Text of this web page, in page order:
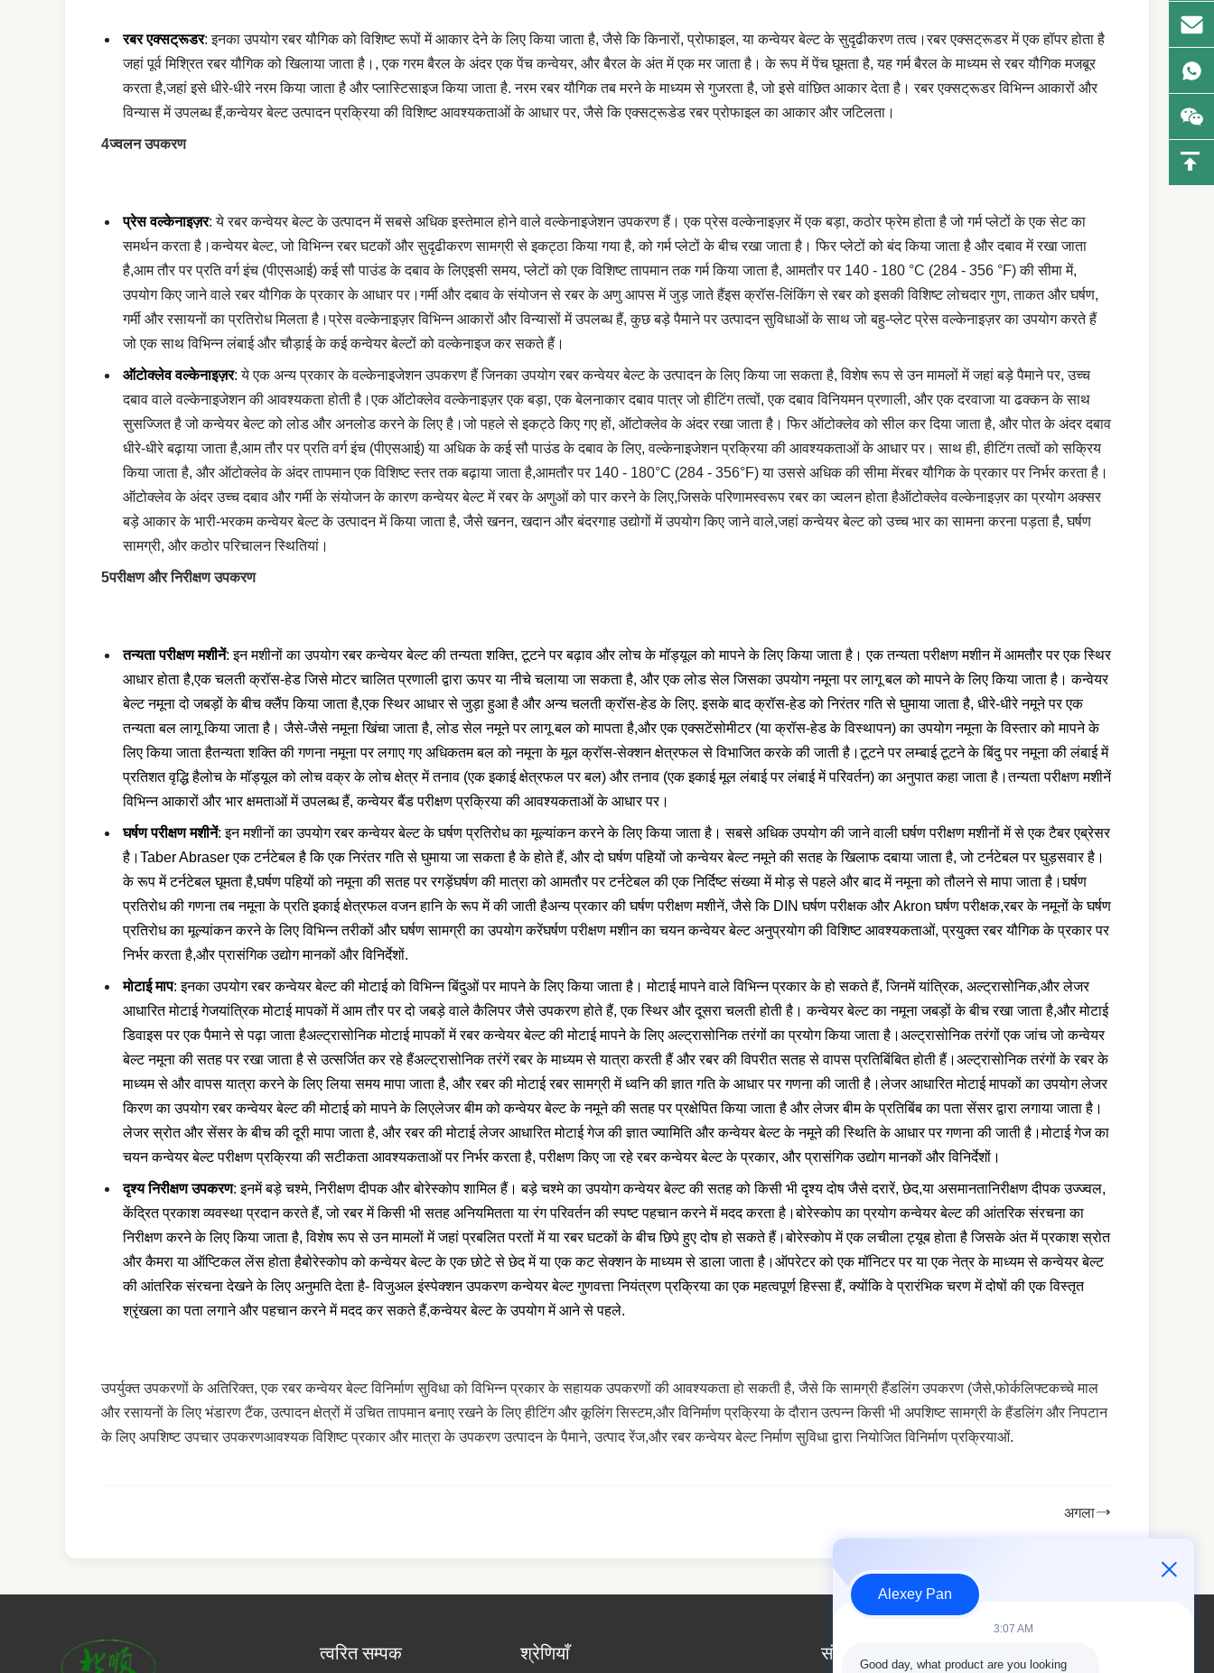
रबर एक्सट्रूडर: इनका उपयोग रबर यौगिक को विशिष्ट रूपों में आकार देने के लिए किया जाता है, जैसे कि किनारों, प्रोफाइल, या कन्वेयर बेल्ट के सुदृढीकरण तत्व।रबर एक्सट्रूडर में एक हॉपर होता है
जहां पूर्व मिश्रित रबर यौगिक को खिलाया जाता है।, एक गरम बैरल के अंदर एक पेंच कन्वेयर, और बैरल के अंत में एक मर जाता है। के रूप में पेंच घूमता है, यह गर्म बैरल के माध्यम से रबर यौगिक मजबूर
करता है,जहां इसे धीरे-धीरे नरम किया जाता है और प्लास्टिसाइज किया जाता है. नरम रबर यौगिक तब मरने के माध्यम से गुजरता है, जो इसे वांछित आकार देता है। रबर एक्सट्रूडर विभिन्न आकारों और
विन्यास में उपलब्ध हैं,कन्वेयर बेल्ट उत्पादन प्रक्रिया की विशिष्ट आवश्यकताओं के आधार पर, जैसे कि एक्सट्रूडेड रबर प्रोफाइल का आकार और जटिलता।
4ज्वलन उपकरण
प्रेस वल्केनाइज़र: ये रबर कन्वेयर बेल्ट के उत्पादन में सबसे अधिक इस्तेमाल होने वाले वल्केनाइजेशन उपकरण हैं। एक प्रेस वल्केनाइज़र में एक बड़ा, कठोर फ्रेम होता है जो गर्म प्लेटों के एक सेट का
समर्थन करता है।कन्वेयर बेल्ट, जो विभिन्न रबर घटकों और सुदृढीकरण सामग्री से इकट्ठा किया गया है, को गर्म प्लेटों के बीच रखा जाता है। फिर प्लेटों को बंद किया जाता है और दबाव में रखा जाता
है,आम तौर पर प्रति वर्ग इंच (पीएसआई) कई सौ पाउंड के दबाव के लिएइसी समय, प्लेटों को एक विशिष्ट तापमान तक गर्म किया जाता है, आमतौर पर 140 - 180 °C (284 - 356 °F) की सीमा में,
उपयोग किए जाने वाले रबर यौगिक के प्रकार के आधार पर।गर्मी और दबाव के संयोजन से रबर के अणु आपस में जुड़ जाते हैंइस क्रॉस-लिंकिंग से रबर को इसकी विशिष्ट लोचदार गुण, ताकत और घर्षण,
गर्मी और रसायनों का प्रतिरोध मिलता है।प्रेस वल्केनाइज़र विभिन्न आकारों और विन्यासों में उपलब्ध हैं, कुछ बड़े पैमाने पर उत्पादन सुविधाओं के साथ जो बहु-प्लेट प्रेस वल्केनाइज़र का उपयोग करते हैं
जो एक साथ विभिन्न लंबाई और चौड़ाई के कई कन्वेयर बेल्टों को वल्केनाइज कर सकते हैं।
ऑटोक्लेव वल्केनाइज़र: ये एक अन्य प्रकार के वल्केनाइजेशन उपकरण हैं जिनका उपयोग रबर कन्वेयर बेल्ट के उत्पादन के लिए किया जा सकता है, विशेष रूप से उन मामलों में जहां बड़े पैमाने पर, उच्च
दबाव वाले वल्केनाइजेशन की आवश्यकता होती है।एक ऑटोक्लेव वल्केनाइज़र एक बड़ा, एक बेलनाकार दबाव पात्र जो हीटिंग तत्वों, एक दबाव विनियमन प्रणाली, और एक दरवाजा या ढक्कन के साथ
सुसज्जित है जो कन्वेयर बेल्ट को लोड और अनलोड करने के लिए है।जो पहले से इकट्ठे किए गए हों, ऑटोक्लेव के अंदर रखा जाता है। फिर ऑटोक्लेव को सील कर दिया जाता है, और पोत के अंदर दबाव
धीरे-धीरे बढ़ाया जाता है,आम तौर पर प्रति वर्ग इंच (पीएसआई) या अधिक के कई सौ पाउंड के दबाव के लिए, वल्केनाइजेशन प्रक्रिया की आवश्यकताओं के आधार पर। साथ ही, हीटिंग तत्वों को सक्रिय
किया जाता है, और ऑटोक्लेव के अंदर तापमान एक विशिष्ट स्तर तक बढ़ाया जाता है,आमतौर पर 140 - 180°C (284 - 356°F) या उससे अधिक की सीमा मेंरबर यौगिक के प्रकार पर निर्भर करता है।
ऑटोक्लेव के अंदर उच्च दबाव और गर्मी के संयोजन के कारण कन्वेयर बेल्ट में रबर के अणुओं को पार करने के लिए,जिसके परिणामस्वरूप रबर का ज्वलन होता हैऑटोक्लेव वल्केनाइज़र का प्रयोग अक्सर
बड़े आकार के भारी-भरकम कन्वेयर बेल्ट के उत्पादन में किया जाता है, जैसे खनन, खदान और बंदरगाह उद्योगों में उपयोग किए जाने वाले,जहां कन्वेयर बेल्ट को उच्च भार का सामना करना पड़ता है, घर्षण
सामग्री, और कठोर परिचालन स्थितियां।
5परीक्षण और निरीक्षण उपकरण
तन्यता परीक्षण मशीनें: इन मशीनों का उपयोग रबर कन्वेयर बेल्ट की तन्यता शक्ति, टूटने पर बढ़ाव और लोच के मॉड्यूल को मापने के लिए किया जाता है। एक तन्यता परीक्षण मशीन में आमतौर पर एक स्थिर
आधार होता है,एक चलती क्रॉस-हेड जिसे मोटर चालित प्रणाली द्वारा ऊपर या नीचे चलाया जा सकता है, और एक लोड सेल जिसका उपयोग नमूना पर लागू बल को मापने के लिए किया जाता है। कन्वेयर
बेल्ट नमूना दो जबड़ों के बीच क्लैंप किया जाता है,एक स्थिर आधार से जुड़ा हुआ है और अन्य चलती क्रॉस-हेड के लिए. इसके बाद क्रॉस-हेड को निरंतर गति से घुमाया जाता है, धीरे-धीरे नमूने पर एक
तन्यता बल लागू किया जाता है। जैसे-जैसे नमूना खिंचा जाता है, लोड सेल नमूने पर लागू बल को मापता है,और एक एक्सटेंसोमीटर (या क्रॉस-हेड के विस्थापन) का उपयोग नमूना के विस्तार को मापने के
लिए किया जाता हैतन्यता शक्ति की गणना नमूना पर लगाए गए अधिकतम बल को नमूना के मूल क्रॉस-सेक्शन क्षेत्रफल से विभाजित करके की जाती है।टूटने पर लम्बाई टूटने के बिंदु पर नमूना की लंबाई में
प्रतिशत वृद्धि हैलोच के मॉड्यूल को लोच वक्र के लोच क्षेत्र में तनाव (एक इकाई क्षेत्रफल पर बल) और तनाव (एक इकाई मूल लंबाई पर लंबाई में परिवर्तन) का अनुपात कहा जाता है।तन्यता परीक्षण मशीनें
विभिन्न आकारों और भार क्षमताओं में उपलब्ध हैं, कन्वेयर बैंड परीक्षण प्रक्रिया की आवश्यकताओं के आधार पर।
घर्षण परीक्षण मशीनें: इन मशीनों का उपयोग रबर कन्वेयर बेल्ट के घर्षण प्रतिरोध का मूल्यांकन करने के लिए किया जाता है। सबसे अधिक उपयोग की जाने वाली घर्षण परीक्षण मशीनों में से एक टैबर एब्रेसर
है।Taber Abraser एक टर्नटेबल है कि एक निरंतर गति से घुमाया जा सकता है के होते हैं, और दो घर्षण पहियों जो कन्वेयर बेल्ट नमूने की सतह के खिलाफ दबाया जाता है, जो टर्नटेबल पर घुड़सवार है।
के रूप में टर्नटेबल घूमता है,घर्षण पहियों को नमूना की सतह पर रगड़ेंघर्षण की मात्रा को आमतौर पर टर्नटेबल की एक निर्दिष्ट संख्या में मोड़ से पहले और बाद में नमूना को तौलने से मापा जाता है।घर्षण
प्रतिरोध की गणना तब नमूना के प्रति इकाई क्षेत्रफल वजन हानि के रूप में की जाती हैअन्य प्रकार की घर्षण परीक्षण मशीनें, जैसे कि DIN घर्षण परीक्षक और Akron घर्षण परीक्षक,रबर के नमूनों के घर्षण
प्रतिरोध का मूल्यांकन करने के लिए विभिन्न तरीकों और घर्षण सामग्री का उपयोग करेंघर्षण परीक्षण मशीन का चयन कन्वेयर बेल्ट अनुप्रयोग की विशिष्ट आवश्यकताओं, प्रयुक्त रबर यौगिक के प्रकार पर
निर्भर करता है,और प्रासंगिक उद्योग मानकों और विनिर्देशों.
मोटाई माप: इनका उपयोग रबर कन्वेयर बेल्ट की मोटाई को विभिन्न बिंदुओं पर मापने के लिए किया जाता है। मोटाई मापने वाले विभिन्न प्रकार के हो सकते हैं, जिनमें यांत्रिक, अल्ट्रासोनिक,और लेजर
आधारित मोटाई गेजयांत्रिक मोटाई मापकों में आम तौर पर दो जबड़े वाले कैलिपर जैसे उपकरण होते हैं, एक स्थिर और दूसरा चलती होती है। कन्वेयर बेल्ट का नमूना जबड़ों के बीच रखा जाता है,और मोटाई
डिवाइस पर एक पैमाने से पढ़ा जाता हैअल्ट्रासोनिक मोटाई मापकों में रबर कन्वेयर बेल्ट की मोटाई मापने के लिए अल्ट्रासोनिक तरंगों का प्रयोग किया जाता है।अल्ट्रासोनिक तरंगों एक जांच जो कन्वेयर
बेल्ट नमूना की सतह पर रखा जाता है से उत्सर्जित कर रहे हैंअल्ट्रासोनिक तरंगें रबर के माध्यम से यात्रा करती हैं और रबर की विपरीत सतह से वापस प्रतिबिंबित होती हैं।अल्ट्रासोनिक तरंगों के रबर के
माध्यम से और वापस यात्रा करने के लिए लिया समय मापा जाता है, और रबर की मोटाई रबर सामग्री में ध्वनि की ज्ञात गति के आधार पर गणना की जाती है।लेजर आधारित मोटाई मापकों का उपयोग लेजर
किरण का उपयोग रबर कन्वेयर बेल्ट की मोटाई को मापने के लिएलेजर बीम को कन्वेयर बेल्ट के नमूने की सतह पर प्रक्षेपित किया जाता है और लेजर बीम के प्रतिबिंब का पता सेंसर द्वारा लगाया जाता है।
लेजर स्रोत और सेंसर के बीच की दूरी मापा जाता है, और रबर की मोटाई लेजर आधारित मोटाई गेज की ज्ञात ज्यामिति और कन्वेयर बेल्ट के नमूने की स्थिति के आधार पर गणना की जाती है।मोटाई गेज का
चयन कन्वेयर बेल्ट परीक्षण प्रक्रिया की सटीकता आवश्यकताओं पर निर्भर करता है, परीक्षण किए जा रहे रबर कन्वेयर बेल्ट के प्रकार, और प्रासंगिक उद्योग मानकों और विनिर्देशों।
दृश्य निरीक्षण उपकरण: इनमें बड़े चश्मे, निरीक्षण दीपक और बोरेस्कोप शामिल हैं। बड़े चश्मे का उपयोग कन्वेयर बेल्ट की सतह को किसी भी दृश्य दोष जैसे दरारें, छेद,या असमानतानिरीक्षण दीपक उज्ज्वल,
केंद्रित प्रकाश व्यवस्था प्रदान करते हैं, जो रबर में किसी भी सतह अनियमितता या रंग परिवर्तन की स्पष्ट पहचान करने में मदद करता है।बोरेस्कोप का प्रयोग कन्वेयर बेल्ट की आंतरिक संरचना का
निरीक्षण करने के लिए किया जाता है, विशेष रूप से उन मामलों में जहां प्रबलित परतों में या रबर घटकों के बीच छिपे हुए दोष हो सकते हैं।बोरेस्कोप में एक लचीला ट्यूब होता है जिसके अंत में प्रकाश स्रोत
और कैमरा या ऑप्टिकल लेंस होता हैबोरेस्कोप को कन्वेयर बेल्ट के एक छोटे से छेद में या एक कट सेक्शन के माध्यम से डाला जाता है।ऑपरेटर को एक मॉनिटर पर या एक नेत्र के माध्यम से कन्वेयर बेल्ट
की आंतरिक संरचना देखने के लिए अनुमति देता है- विजुअल इंस्पेक्शन उपकरण कन्वेयर बेल्ट गुणवत्ता नियंत्रण प्रक्रिया का एक महत्वपूर्ण हिस्सा हैं, क्योंकि वे प्रारंभिक चरण में दोषों की एक विस्तृत
श्रृंखला का पता लगाने और पहचान करने में मदद कर सकते हैं,कन्वेयर बेल्ट के उपयोग में आने से पहले.
उपर्युक्त उपकरणों के अतिरिक्त, एक रबर कन्वेयर बेल्ट विनिर्माण सुविधा को विभिन्न प्रकार के सहायक उपकरणों की आवश्यकता हो सकती है, जैसे कि सामग्री हैंडलिंग उपकरण (जैसे,फोर्कलिफ्टकच्चे माल
और रसायनों के लिए भंडारण टैंक, उत्पादन क्षेत्रों में उचित तापमान बनाए रखने के लिए हीटिंग और कूलिंग सिस्टम,और विनिर्माण प्रक्रिया के दौरान उत्पन्न किसी भी अपशिष्ट सामग्री के हैंडलिंग और निपटान
के लिए अपशिष्ट उपचार उपकरणआवश्यक विशिष्ट प्रकार और मात्रा के उपकरण उत्पादन के पैमाने, उत्पाद रेंज,और रबर कन्वेयर बेल्ट निर्माण सुविधा द्वारा नियोजित विनिर्माण प्रक्रियाओं.
अगला
त्वरित सम्पक श्रेणियाँ संपर्क करें
Alexey Pan
3:07 AM
Good day, what product are you looking